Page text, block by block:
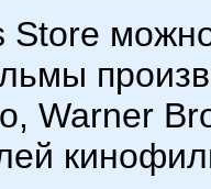
Store
Warner